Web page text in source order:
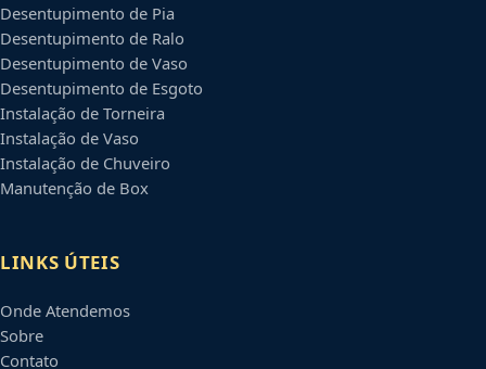
Desentupimento de Pia
Desentupimento de Ralo
Desentupimento de Vaso
Desentupimento de Esgoto
Instalação de Torneira
Instalação de Vaso
Instalação de Chuveiro
Manutenção de Box
LINKS ÚTEIS
Onde Atendemos
Sobre
Contato